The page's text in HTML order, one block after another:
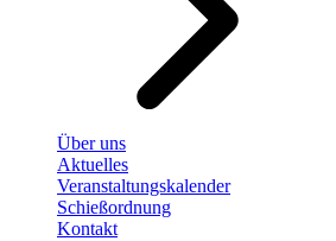
Über uns
Aktuelles
Veranstaltungskalender
Schießordnung
Kontakt